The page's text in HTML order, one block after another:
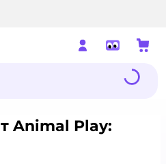
Animal Play: